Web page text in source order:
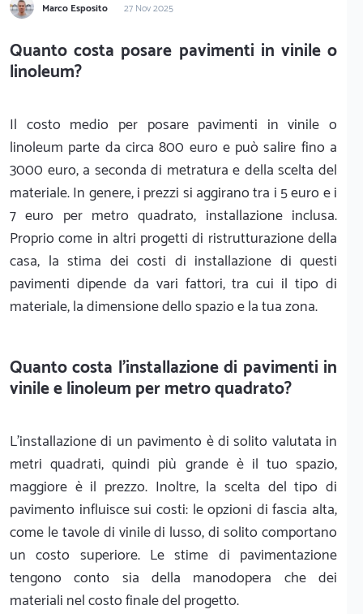
Marco Esposito 27 Nov 2025
Quanto costa posare pavimenti in vinile o
linoleum?
Il costo medio per posare pavimenti in vinile o
linoleum parte da circa 800 euro e può salire fino a
3000 euro, a seconda di metratura e della scelta del
materiale. In genere, i prezzi si aggirano tra i 5 euro e i
7 euro per metro quadrato, installazione inclusa.
Proprio come in altri progetti di ristrutturazione della
casa, la stima dei costi di installazione di questi
pavimenti dipende da vari fattori, tra cui il tipo di
materiale, la dimensione dello spazio e la tua zona.
Quanto costa l'installazione di pavimenti in
vinile e linoleum per metro quadrato?
L'installazione di un pavimento è di solito valutata in
metri quadrati, quindi più grande è il tuo spazio,
maggiore è il prezzo. Inoltre, la scelta del tipo di
pavimento influisce sui costi: le opzioni di fascia alta,
come le tavole di vinile di lusso, di solito comportano
un costo superiore. Le stime di pavimentazione
tengono conto sia della manodopera che dei
materiali nel costo finale del progetto.